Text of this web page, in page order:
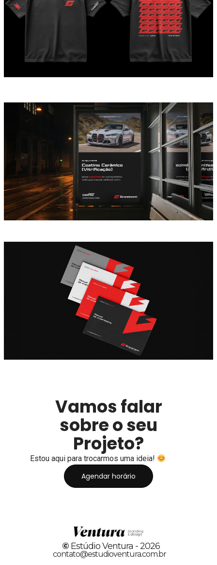
Vamos falar
sobre o seu
Projeto?
Estou aqui para trocarmos uma ideia!
Agendar horário
©Estúdio Ventura - 2026
contato@estudioventura.com.br